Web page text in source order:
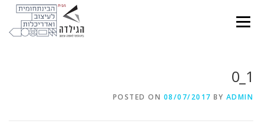
content
Menu
1_0
POSTED ON 08/07/2017 BY ADMIN